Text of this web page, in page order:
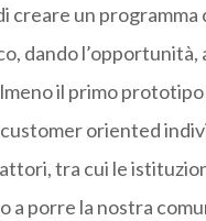
creare un
dando l’opportunità,
il primo
oriented
tra cui le
a porre la nostra